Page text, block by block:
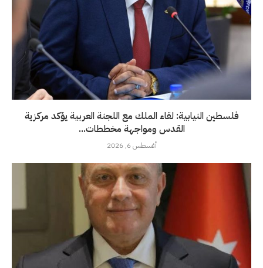
فلسطين النيابية: لقاء الملك مع اللجنة العربية يؤكد مركزية
القدس ومواجهة مخططات...
أغسطس 6, 2026